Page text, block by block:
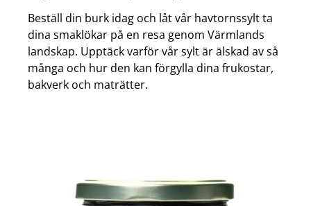
Beställ din burk idag och låt vår havtornssylt ta
dina smaklökar på en resa genom Värmlands
landskap. Upptäck varför vår sylt är älskad av så
många och hur den kan förgylla dina frukostar,
bakverk och maträtter.